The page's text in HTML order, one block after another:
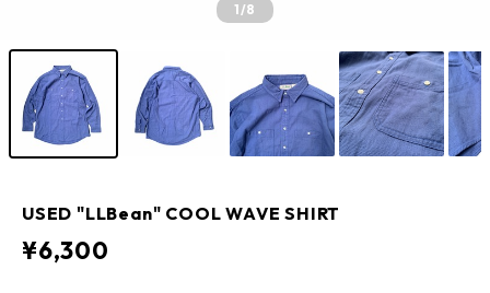
1/8
USED "LLBean" COOL WAVE SHIRT
¥6,300